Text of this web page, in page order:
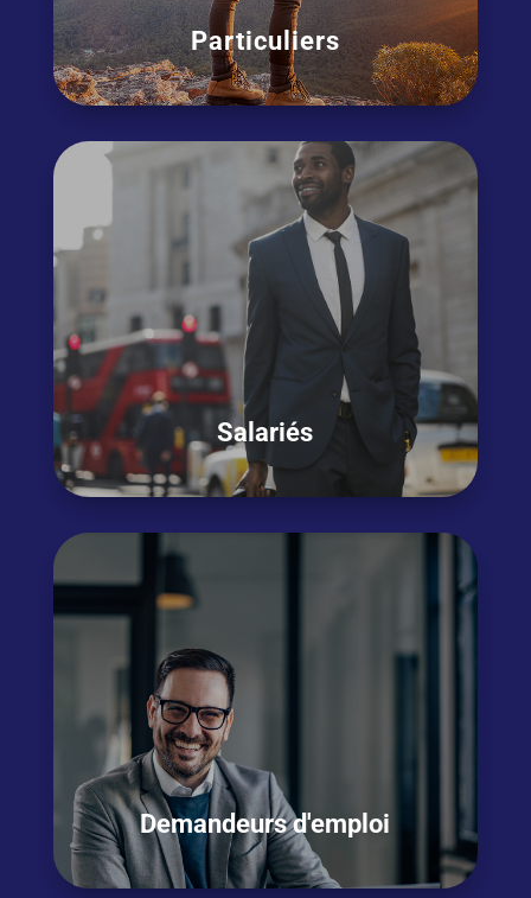
Particuliers
Que vos motivations soient
professionnelles, pour votre carrière, vos
voyages ou privées, grâce à nos cours vous
pourrez enfin
communiquer en anglais
efficacement et sans peur.
Salariés
Vous êtes salarié
booster votre anglais
futures opportunités ?
ous souhaitez
passer un test certifiant
OSEZ L'ANGLAIS !
Demandeurs d'emploi